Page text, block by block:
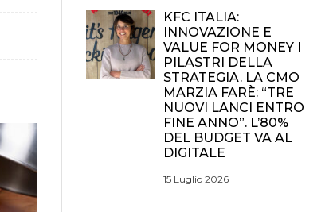
KFC ITALIA:
INNOVAZIONE E
VALUE FOR MONEY I
PILASTRI DELLA
STRATEGIA. LA CMO
MARZIA FARÈ: “TRE
NUOVI LANCI ENTRO
FINE ANNO”. L’80%
DEL BUDGET VA AL
DIGITALE
15 Luglio 2026